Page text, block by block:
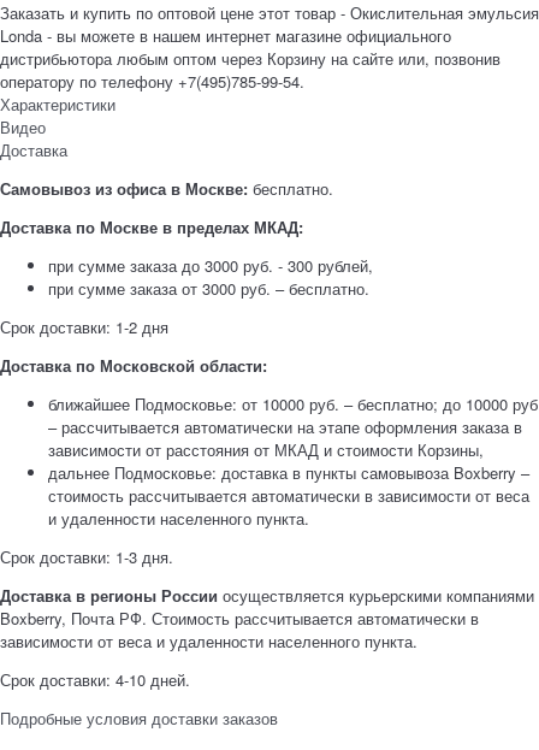
Заказать и купить по оптовой цене этот товар - Окислительная эмульсия
Londa - вы можете в нашем интернет магазине официального
дистрибьютора любым оптом через Корзину на сайте или, позвонив
оператору по телефону +7(495)785-99-54.
Характеристики
Видео
Доставка
Самовывоз из офиса в Москве: бесплатно.
Доставка по Москве в пределах МКАД:
при сумме заказа до 3000 руб. - 300 рублей,
при сумме заказа от 3000 руб. – бесплатно.
Срок доставки: 1-2 дня
Доставка по Московской области:
ближайшее Подмосковье: от 10000 руб. – бесплатно; до 10000 руб
– рассчитывается автоматически на этапе оформления заказа в
зависимости от расстояния от МКАД и стоимости Корзины,
дальнее Подмосковье: доставка в пункты самовывоза Boxberry –
стоимость рассчитывается автоматически в зависимости от веса
и удаленности населенного пункта.
Срок доставки: 1-3 дня.
Доставка в регионы России осуществляется курьерскими компаниями
Boxberry, Почта РФ. Стоимость рассчитывается автоматически в
зависимости от веса и удаленности населенного пункта.
Срок доставки: 4-10 дней.
Подробные условия доставки заказов